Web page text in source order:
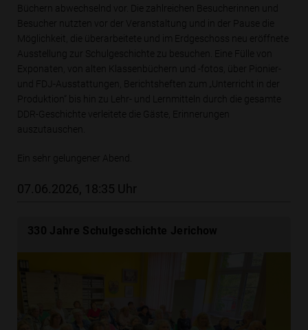
Büchern abwechselnd vor. Die zahlreichen Besucherinnen und
Besucher nutzten vor der Veranstaltung und in der Pause die
Möglichkeit, die überarbeitete und im Erdgeschoss neu eröffnete
Ausstellung zur Schulgeschichte zu besuchen. Eine Fülle von
Exponaten, von alten Klassenbüchern und -fotos, über Pionier-
und FDJ-Ausstattungen, Berichtsheften zum „Unterricht in der
Produktion“ bis hin zu Lehr- und Lernmitteln durch die gesamte
DDR-Geschichte verleitete die Gäste, Erinnerungen
auszutauschen.
Ein sehr gelungener Abend.
07.06.2026, 18:35 Uhr